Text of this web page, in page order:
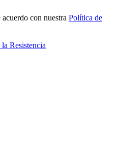
con nuestra Política de